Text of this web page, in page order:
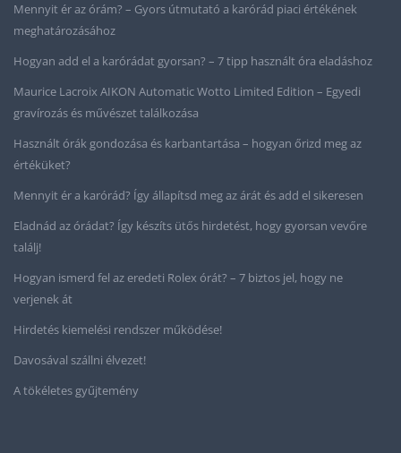
Mennyit ér az órám? – Gyors útmutató a karórád piaci értékének
meghatározásához
Hogyan add el a karórádat gyorsan? – 7 tipp használt óra eladáshoz
Maurice Lacroix AIKON Automatic Wotto Limited Edition – Egyedi
gravírozás és művészet találkozása
Használt órák gondozása és karbantartása – hogyan őrizd meg az
értéküket?
Mennyit ér a karórád? Így állapítsd meg az árát és add el sikeresen
Eladnád az órádat? Így készíts ütős hirdetést, hogy gyorsan vevőre
találj!
Hogyan ismerd fel az eredeti Rolex órát? – 7 biztos jel, hogy ne
verjenek át
Hirdetés kiemelési rendszer működése!
Davosával szállni élvezet!
A tökéletes gyűjtemény